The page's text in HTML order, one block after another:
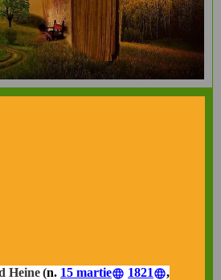
Heine(n. 15 martie 1821
,